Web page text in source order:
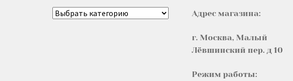
Адрес магазина:
г. Москва, Малый
Лёвшинский пер. д 10
Режим работы: